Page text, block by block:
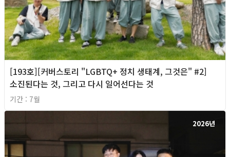
[193호][커버스토리 "LGBTQ+ 정치 생태계, 그것은" #2]
소진된다는 것, 그리고 다시 일어선다는 것
기간 : 7월
2026년